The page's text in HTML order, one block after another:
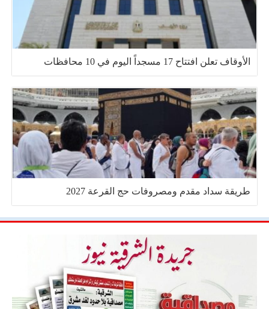
الأوقاف تعلن افتتاح 17 مسجداً اليوم في 10 محافظات
طريقة سداد مقدم ومصروفات حج القرعة 2027